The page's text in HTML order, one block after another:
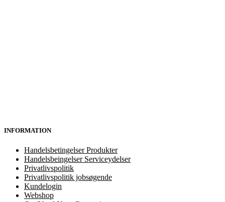
INFORMATION
Handelsbetingelser Produkter
Handelsbeingelser Serviceydelser
Privatlivspolitik
Privatlivspolitik jobsøgende
Kundelogin
Webshop